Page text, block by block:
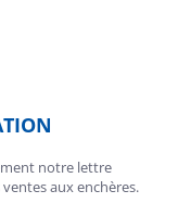
notre lettre
aux enchères.